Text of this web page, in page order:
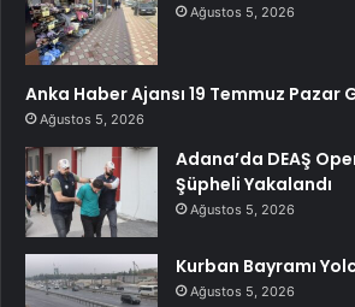
Ağustos 5, 2026
Anka Haber Ajansı 19 Temmuz Pazar
Ağustos 5, 2026
Adana’da DEAŞ
Şüpheli Yakalandı
Ağustos 5, 2026
Kurban Bayramı
Ağustos 5, 2026